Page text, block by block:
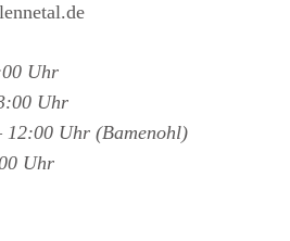
Uhr
Uhr
12:00 Uhr (Bamenohl)
Uhr